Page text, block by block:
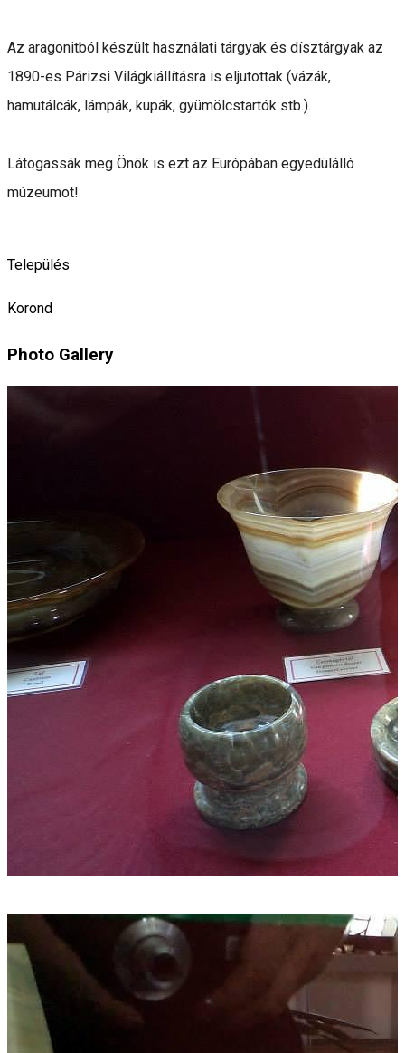
Az aragonitból készült használati tárgyak és dísztárgyak az
1890-es Párizsi Világkiállításra is eljutottak (vázák,
hamutálcák, lámpák, kupák, gyümölcstartók stb.).
Látogassák meg Önök is ezt az Európában egyedülálló
múzeumot!
Település
Korond
Photo Gallery